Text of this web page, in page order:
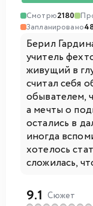
Смотрю2180
Запланировано
Берил
учитель
живущий в
считал себя
обывателем,
а мечты о
остались в
иногда
хотелось
сложилась,
9.1 Сюжет